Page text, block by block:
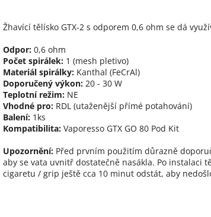
Žhavící tělísko GTX-2 s odporem 0,6 ohm se dá
Odpor: 0,6 ohm
Počet spirálek: 1 (mesh pletivo)
Materiál spirálky: Kanthal (FeCrAl)
Doporučený výkon: 20 - 30 W
Teplotní režim: NE
Vhodné pro: RDL (utaženější přímé potahování)
Balení: 1ks
Kompatibilita: Vaporesso GTX GO 80 Pod Kit
Upozornění: Před prvním použitím důrazně
aby se vata uvnitř dostatečně nasákla. Po
cigaretu / grip ještě cca 10 minut odstát, aby